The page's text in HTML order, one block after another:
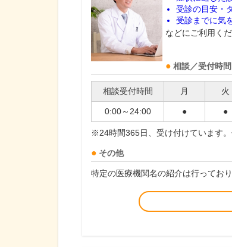
受診の目安・
受診までに気
などにご利用く
相談／受付時間
相談受付時間 月 火
0:00～24:00 ● ●
※24時間365日、受け付けています
その他
特定の医療機関名の紹介は行っており